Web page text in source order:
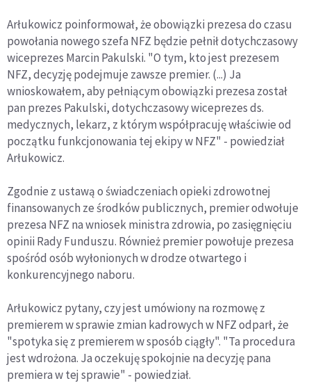
Arłukowicz poinformował, że obowiązki prezesa do czasu
powołania nowego szefa NFZ będzie pełnił dotychczasowy
wiceprezes Marcin Pakulski. "O tym, kto jest prezesem
NFZ, decyzję podejmuje zawsze premier. (...) Ja
wnioskowałem, aby pełniącym obowiązki prezesa został
pan prezes Pakulski, dotychczasowy wiceprezes ds.
medycznych, lekarz, z którym współpracuję właściwie od
początku funkcjonowania tej ekipy w NFZ" - powiedział
Arłukowicz.
Zgodnie z ustawą o świadczeniach opieki zdrowotnej
finansowanych ze środków publicznych, premier odwołuje
prezesa NFZ na wniosek ministra zdrowia, po zasięgnięciu
opinii Rady Funduszu. Również premier powołuje prezesa
spośród osób wyłonionych w drodze otwartego i
konkurencyjnego naboru.
Arłukowicz pytany, czy jest umówiony na rozmowę z
premierem w sprawie zmian kadrowych w NFZ odparł, że
"spotyka się z premierem w sposób ciągły". "Ta procedura
jest wdrożona. Ja oczekuję spokojnie na decyzję pana
premiera w tej sprawie" - powiedział.